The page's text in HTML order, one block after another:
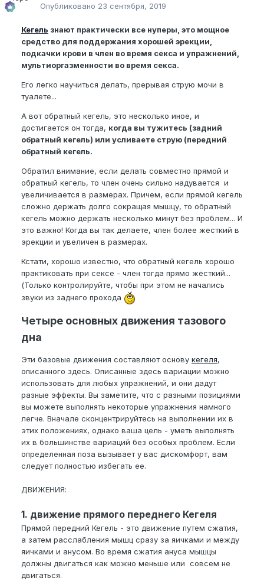
Опубликовано 23 сентября, 2019
Кегель знают практически все нуперы, это мощное
средство для поддержания хорошей эрекции,
подкачки крови в член во время секса и упражнений,
мультиоргазменности во время секса.
Его легко научиться делать, прерывая струю мочи в
туалете...
А вот обратный кегель, это несколько иное, и
достигается он тогда, когда вы тужитесь (задний
обратный кегель) или усливаете струю (передний
обратный кегель.
Обратил внимание, если делать совместно прямой и
обратный кегель, то член очень сильно надувается и
увеличивается в размерах. Причем, если прямой кегель
сложно держать долго сокращая мышцу, то обратный
кегель можно держать несколько минут без проблем... И
это важно! Когда вы так делаете, член более жесткий в
эрекции и увеличен в размерах.
Кстати, хорошо известно, что обратный кегель хорошо
практиковать при сексе - член тогда прямо жёсткий...
(Только контролируйте, чтобы при этом не начались
звуки из заднего прохода
Четыре основных движения тазового
дна
Эти базовые движения составляют основу кегеля,
описанного здесь. Описанные здесь вариации можно
использовать для любых упражнений, и они дадут
разные эффекты. Вы заметите, что с разными позициями
вы можете выполнять некоторые упражнения намного
легче. Вначале сконцентрируйтесь на выполнении их в
этих положениях, однако ваша цель - уметь выполнять
их в большинстве вариаций без особых проблем. Если
определенная поза вызывает у вас дискомфорт, вам
следует полностью избегать ее.
ДВИЖЕНИЯ:
1. движение прямого переднего Кегеля
Прямой передний Кегель - это движение путем сжатия,
а затем расслабления мышц сразу за яичками и между
яичками и анусом. Во время сжатия ануса мышцы
должны двигаться как можно меньше или совсем не
двигаться.